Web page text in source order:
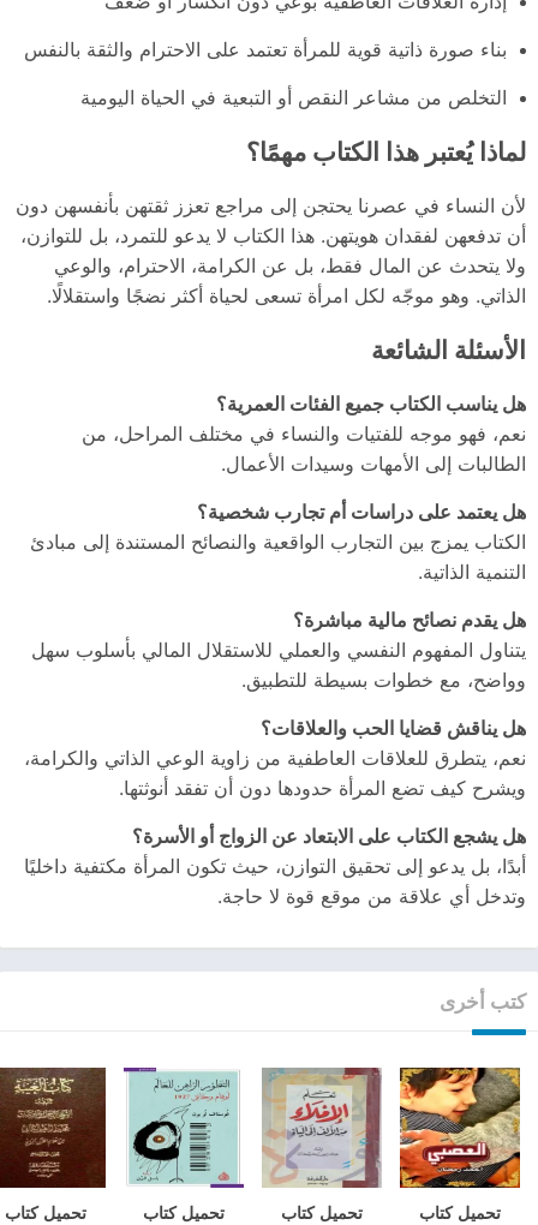
بناء صورة ذاتية قوية للمرأة تعتمد على الاحترام والثقة بالنفس
التخلص من مشاعر النقص أو التبعية في الحياة اليومية
لماذا يُعتبر هذا الكتاب مهمًا؟
لأن النساء في عصرنا يحتجن إلى مراجع تعزز ثقتهن بأنفسهن دون
أن تدفعهن لفقدان هويتهن. هذا الكتاب لا يدعو للتمرد، بل للتوازن،
ولا يتحدث عن المال فقط، بل عن الكرامة، الاحترام، والوعي
الذاتي. وهو موجّه لكل امرأة تسعى لحياة أكثر نضجًا واستقلالًا.
الأسئلة الشائعة
هل يناسب الكتاب جميع الفئات العمرية؟
نعم، فهو موجه للفتيات والنساء في مختلف المراحل، من
الطالبات إلى الأمهات وسيدات الأعمال.
هل يعتمد على دراسات أم تجارب شخصية؟
الكتاب يمزج بين التجارب الواقعية والنصائح المستندة إلى مبادئ
التنمية الذاتية.
هل يقدم نصائح مالية مباشرة؟
يتناول المفهوم النفسي والعملي للاستقلال المالي بأسلوب سهل
وواضح، مع خطوات بسيطة للتطبيق.
هل يناقش قضايا الحب والعلاقات؟
نعم، يتطرق للعلاقات العاطفية من زاوية الوعي الذاتي والكرامة،
ويشرح كيف تضع المرأة حدودها دون أن تفقد أنوثتها.
هل يشجع الكتاب على الابتعاد عن الزواج أو الأسرة؟
أبدًا، بل يدعو إلى تحقيق التوازن، حيث تكون المرأة مكتفية داخليًا
وتدخل أي علاقة من موقع قوة لا حاجة.
كتب أخرى
تحميل كتاب
تحميل كتاب
تحميل كتاب
تحميل كتاب